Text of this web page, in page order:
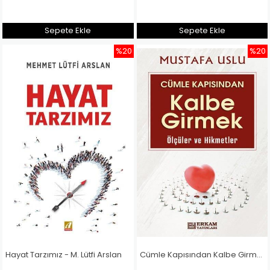
Sepete Ekle Sepete Ekle
Hayat Tarzımız - M. Lütfi Arslan
%20
Cümle Kapısından Kalbe Girmek (Ölçüler ve Hikmetler) - Mustafa Uslu
%20